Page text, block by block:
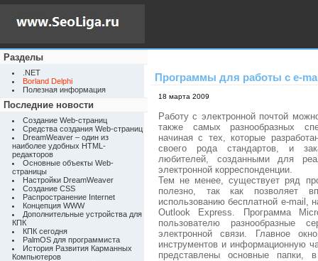
Разделы
.NET
Borland Delphi
Полезная информация
Последние новости
Создание Web-страниц
Средства создания Web-страниц
DreamWeaver – один из
наиболее удобных HTML-
редакторов
Основные объекты Web-
страницы
Настройки DreamWeaver
Создание CSS
Распространение Internet
Концепция WWW
Дополнительные устройства для
КПК
КПК сегодня
PalmOS для программиста
История Развития Карманных
Компьютеров
Программы для работы с e-
18 марта 2009
Работу с электронной почтой
также самых разнообразных
начиная с тех, которые
своего рода стандартов, и
любителей, созданными для
электронной корреспонденции.
Тем не менее, существует ряд
полезно, так как позволяет
использованию бесплатной e-mail,
Outlook Express. Программа
пользователю разнообразные
электронной связи. Главное
инструментов и информационную
представлены основные папки,